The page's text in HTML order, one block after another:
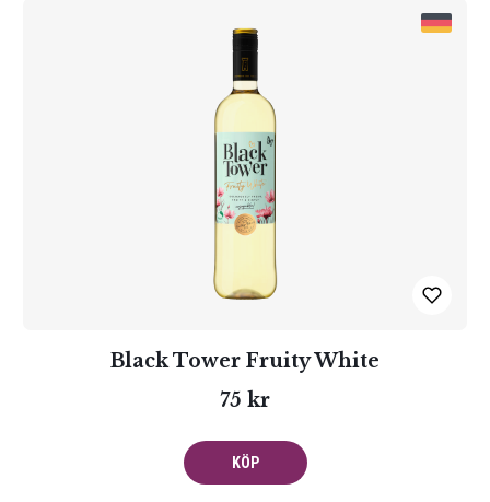
Black Tower Fruity White
75 kr
KÖP